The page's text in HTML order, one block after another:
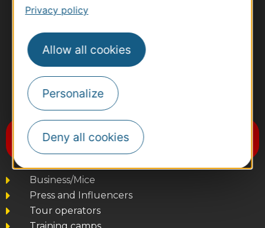
Privacy policy
Allow all cookies
Personalize
Deny all cookies
#VoyageOccitanie
Subscribe to the newsletter
Destination Occitanie
Business/Mice
Press and Influencers
Tour operators